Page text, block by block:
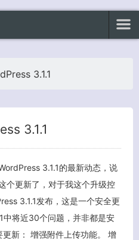
3.1.1
3.1.1
3.1.1的最新动态，说
个更新了，对于我这个升级控
3.1.1发布，这是一个安全更
中将近30个问题，并非都是安
新： 增强附件上传功能。 增